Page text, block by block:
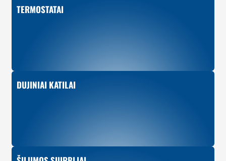
TERMOSTATAI
DUJINIAI KATILAI